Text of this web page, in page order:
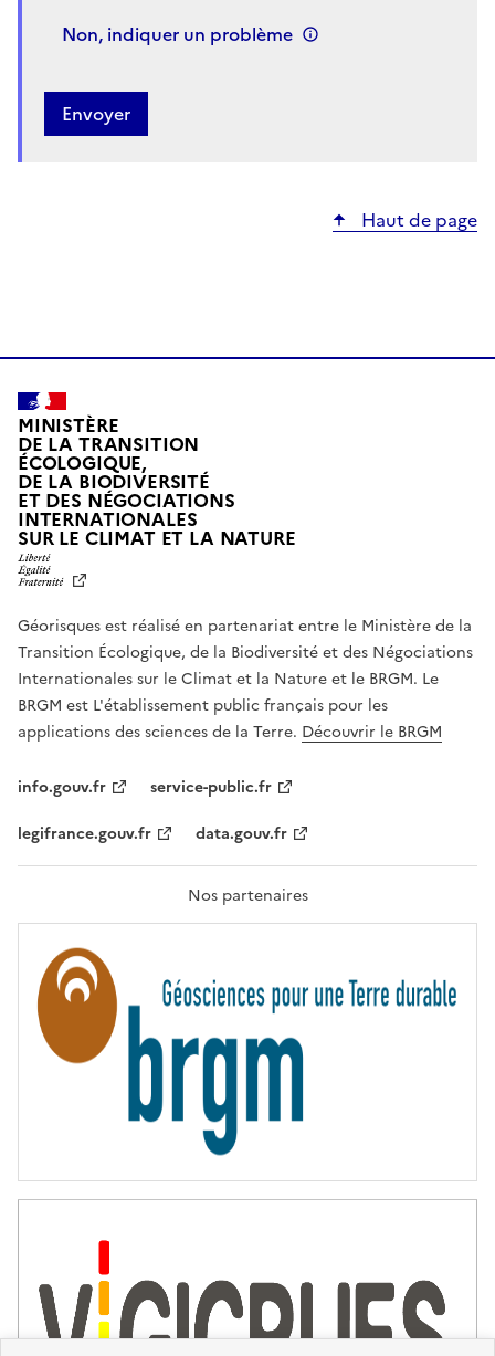
Non, indiquer un problème
Haut de page
MINISTÈRE
DE LA TRANSITION
ÉCOLOGIQUE,
DE LA BIODIVERSITÉ
ET DES NÉGOCIATIONS
INTERNATIONALES
SUR LE CLIMAT ET LA NATUREL
T
É
,
É
G
A
L
F
A
T
R
T
É
Géorisques est réalisé en partenariat entre le Ministère de la
Transition Écologique, de la Biodiversité et des Négociations
Internationales sur le Climat et la Nature et le BRGM. Le
BRGM est L'établissement public français pour les
applications des sciences de la Terre. Découvrir le BRGM
info.gouv.fr
service-public.fr
legifrance.gouv.fr
data.gouv.fr
Nos partenaires